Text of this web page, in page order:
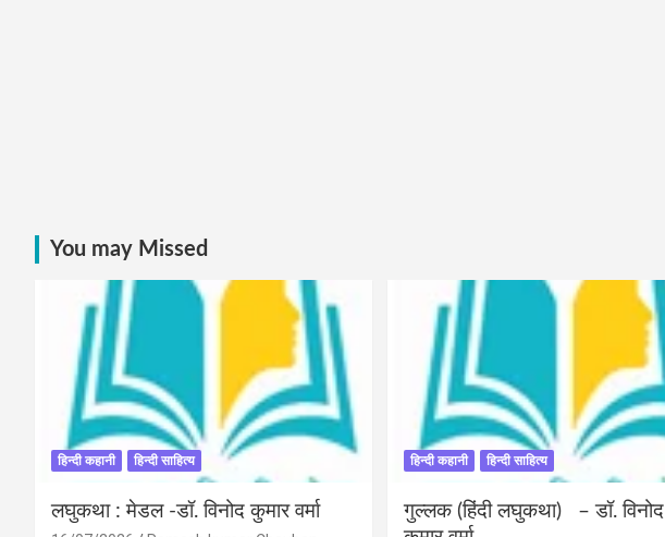
You may Missed
हिन्दी कहानी हिन्दी साहित्य
लघुकथा : मेडल -डॉ. विनोद कुमार वर्मा
हिन्दी कहानी हिन्दी साहित्य
गुल्लक (हिंदी लघुकथा) – डॉ. विनोद